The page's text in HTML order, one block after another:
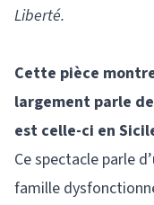
Liberté.
Cette pièce
largement parle
est celle-ci en
Ce spectacle parle
famille